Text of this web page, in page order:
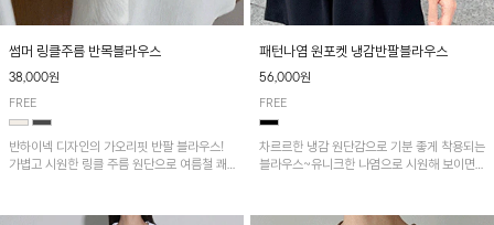
썸머 링클주름 반목블라우스
38,000원
FREE
반하이넥 디자인의 가오리핏 반팔 블라우스!
가볍고 시원한 링클 주름 원단으로 여름철 쾌
패턴나염 원포켓 냉감반팔블라우스
56,000원
FREE
차르르한 냉감 원단감으로 기분 좋게 착용되는
블라우스~유니크한 나염으로 시원해 보이면